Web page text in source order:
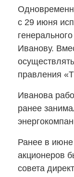
с 29 июня
Иванову.
правления
Иванова
ранее
Ранее в
акционеров
совета